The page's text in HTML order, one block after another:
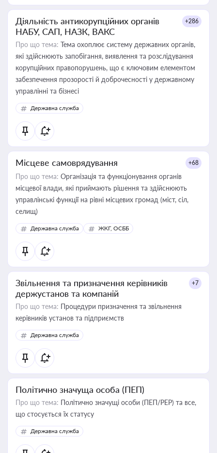
Діяльність антикорупційних органів
НАБУ, САП, НАЗК, ВАКС
+286
Про що тема: Тема охоплює систему державних органів,
які здійснюють запобігання, виявлення та розслідування
корупційних правопорушень, що є ключовим елементом
забезпечення прозорості й доброчесності у державному
управлінні та бізнесі
Державна служба
Місцеве самоврядування +68
Про що тема: Організація та функціонування органів
місцевої влади, які приймають рішення та здійснюють
управлінські функції на рівні місцевих громад (міст, сіл,
селищ)
Державна служба ЖКГ, ОСББ
Звільнення та призначення керівників
держустанов та компаній
+7
Про що тема: Процедури призначення та звільнення
керівників установ та підприємств
Державна служба
Політично значуща особа (ПЕП)
Про що тема: Політично значущі особи (ПЕП/PEP) та все,
що стосується їх статусу
Державна служба